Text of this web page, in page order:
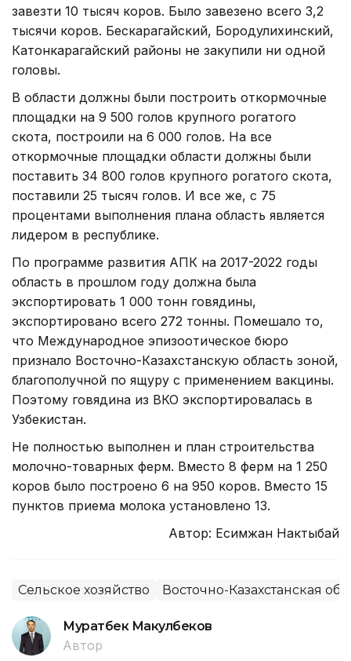
завезти 10 тысяч коров. Было завезено всего 3,2
тысячи коров. Бескарагайский, Бородулихинский,
Катонкарагайский районы не закупили ни одной
головы.
В области должны были построить откормочные
площадки на 9 500 голов крупного рогатого
скота, построили на 6 000 голов. На все
откормочные площадки области должны были
поставить 34 800 голов крупного рогатого скота,
поставили 25 тысяч голов. И все же, с 75
процентами выполнения плана область является
лидером в республике.
По программе развития АПК на 2017-2022 годы
область в прошлом году должна была
экспортировать 1 000 тонн говядины,
экспортировано всего 272 тонны. Помешало то,
что Международное эпизоотическое бюро
признало Восточно-Казахстанскую область зоной,
благополучной по ящуру с применением вакцины.
Поэтому говядина из ВКО экспортировалась в
Узбекистан.
Не полностью выполнен и план строительства
молочно-товарных ферм. Вместо 8 ферм на 1 250
коров было построено 6 на 950 коров. Вместо 15
пунктов приема молока установлено 13.
Автор: Есимжан Нактыбай
Сельское хозяйство Восточно-Казахстанская
Муратбек Макулбеков
Автор